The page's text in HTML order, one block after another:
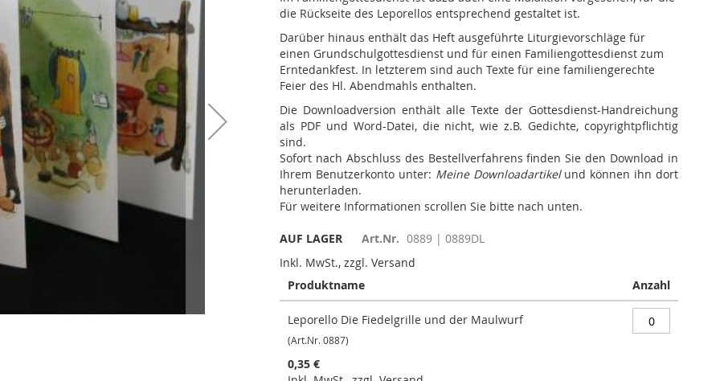
die Rückseite des Leporellos entsprechend gestaltet ist.
Darüber hinaus enthält das Heft ausgeführte Liturgievorschläge für
einen Grundschulgottesdienst und für einen Familiengottesdienst zum
Erntedankfest. In letzterem sind auch Texte für eine familiengerechte
Feier des Hl. Abendmahls enthalten.
Die Downloadversion enthält alle Texte der Gottesdienst-Handreichung
als PDF und Word-Datei, die nicht, wie z.B. Gedichte, copyrightpflichtig
sind.
Sofort nach Abschluss des Bestellverfahrens finden Sie den Download in
Ihrem Benutzerkonto unter: Meine Downloadartikel und können ihn dort
herunterladen.
Für weitere Informationen scrollen Sie bitte nach unten.
AUF LAGER Art.Nr. 0889 | 0889DL
Inkl. MwSt., zzgl. Versand
Produkte
Produktname Anzahl
Leporello Die Fiedelgrille und der Maulwurf
(Art.Nr. 0887)
0,35 €